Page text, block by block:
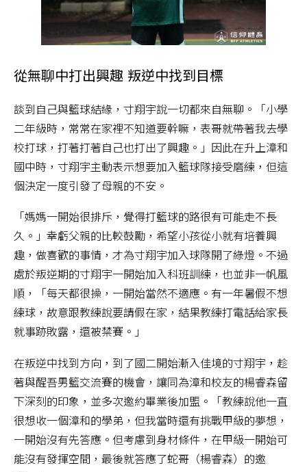
從無聊中打出興趣 叛逆中找到目標
談到自己與籃球結緣，寸翔宇說一切都來自無聊。「小學
二年級時，常常在家裡不知道要幹嘛，表哥就帶著我去學
校打球，打著打著自己也打出了興趣。」因此在升上漳和
國中時，寸翔宇主動表示想要加入籃球隊接受磨練，但這
個決定一度引發了母親的不安。
「媽媽一開始很排斥，覺得打籃球的路很有可能走不長
久。」幸虧父親的比較鼓勵，希望小孩從小就有培養興
趣，做喜歡的事情，才為寸翔宇加入球隊開了綠燈。不過
處於叛逆期的寸翔宇一開始加入科班訓練，也並非一帆風
順，「每天都很操，一開始當然不適應。有一年暑假不想
練球，故意跟教練說要請假在家，結果教練打電話給家長
就事跡敗露，還被禁賽。」
在叛逆中找到方向，到了國二開始漸入佳境的寸翔宇，趁
著與醒吾男籃交流賽的機會，讓同為漳和校友的楊睿森留
下深刻的印象，並多次邀約畢業後加盟。「教練說他一直
很想收一個漳和的學弟，但我當時還有挑戰甲級的夢想，
一開始沒有先答應。但考慮到身材條件，在甲級一開始可
能沒有發揮空間，最後就答應了蛇哥（楊睿森）的邀